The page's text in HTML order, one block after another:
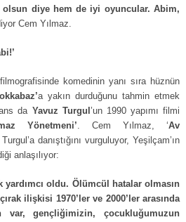
olsun diye hem de iyi oyuncular. Abim,
Cem Yılmaz.
komedinin yanı sıra hüznün
a yakın durduğunu tahmin etmek
da Yavuz Turgul ’un 1990 yapımı filmi
Yönetmeni’. Cem Yılmaz, ‘Av
danıştığını vurguluyor, Yeşilçam’ın
anlaşılıyor:
yardımcı oldu. Ölümcül hatalar olmasın
ilişkisi 1970’ler ve 2000’ler arasında
gençliğimizin, çocukluğumuzun